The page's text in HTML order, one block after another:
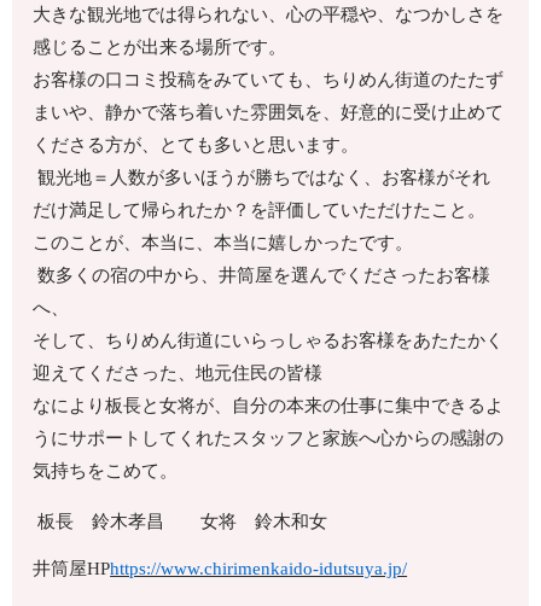
大きな観光地では得られない、心の平穏や、なつかしさを
感じることが出来る場所です。
お客様の口コミ投稿をみていても、ちりめん街道のたたず
まいや、静かで落ち着いた雰囲気を、好意的に受け止めて
くださる方が、とても多いと思います。
観光地＝人数が多いほうが勝ちではなく、お客様がそれ
だけ満足して帰られたか？を評価していただけたこと。
このことが、本当に、本当に嬉しかったです。
数多くの宿の中から、井筒屋を選んでくださったお客様
へ、
そして、ちりめん街道にいらっしゃるお客様をあたたかく
迎えてくださった、地元住民の皆様
なにより板長と女将が、自分の本来の仕事に集中できるよ
うにサポートしてくれたスタッフと家族へ心からの感謝の
気持ちをこめて。
板長 鈴木孝昌 女将 鈴木和女
井筒屋HPhttps://www.chirimenkaido-idutsuya.jp/